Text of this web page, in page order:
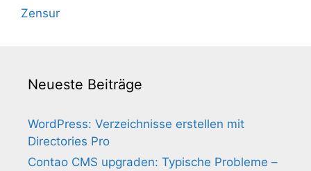
Zensur
Neueste Beiträge
WordPress: Verzeichnisse erstellen mit
Directories Pro
Contao CMS upgraden: Typische Probleme –